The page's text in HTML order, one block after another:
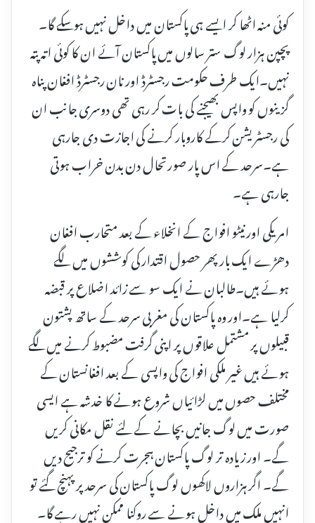
کوئی منہ اٹھا کر ایسے ہی پاکستان میں داخل نہیں ہوسکے گا۔
پچپن ہزار لوگ ستر سالوں میں پاکستان آئے ان کا کوئی اتہ پتہ
نہیں۔ایک طرف حکومت رجسٹرڈ اور نان رجسٹرڈ افغان پناہ
گزینوں کو واپس بھیجنے کی بات کر رہی تھی دوسری جانب ان
کی رجسٹریشن کرکے کاروبار کرنے کی اجازت دی جارہی
ہے۔سرحد کے اس پار صورتحال دن بدن خراب ہوتی
جارہی ہے۔
امریکی اور نیٹو افواج کے انخلاء کے بعد متحارب افغان
دھڑے ایک بار پھر حصول اقتدار کی کوششوں میں لگے
ہوئے ہیں۔طالبان نے ایک سو سے زائد اضلاع پر قبضہ
کرلیا ہے۔اور وہ پاکستان کی مغربی سرحد کے ساتھ پشتون
قبیلوں پر مشتمل علاقوں پر اپنی گرفت مضبوط کرنے میں لگے
ہوئے ہیں غیر ملکی افواج کی واپسی کے بعد افغانستان کے
مختلف حصوں میں لڑائیاں شروع ہونے کا خدشہ ہے ایسی
صورت میں لوگ جانیں بچانے کے لئے نقل مکانی کریں
گے۔ اور زیادہ تر لوگ پاکستان ہجرت کرنے کو ترجیح دیں
گے۔ اگر ہزاروں لاکھوں لوگ پاکستان کی سرحد پر پہنچ گئے تو
انہیں ملک میں داخل ہونے سے روکنا ممکن نہیں رہے گا۔